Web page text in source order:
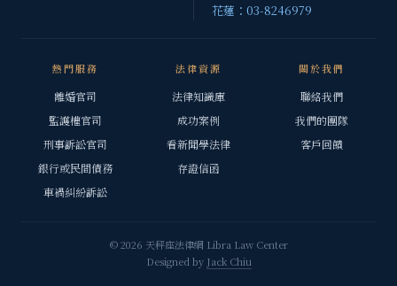
花蓮：03-8246979
熱門服務
離婚官司
監護權官司
刑事訴訟官司
銀行或民間債務
車禍糾紛訴訟
法律資源
法律知識庫
成功案例
看新聞學法律
存證信函
關於我們
聯絡我們
我們的團隊
客戶回饋
© 2026 天秤座法律網 Libra Law Center
Designed by Jack Chiu